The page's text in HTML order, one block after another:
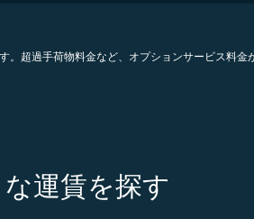
超過手荷物料金など、オプションサービス料金
運賃を探す